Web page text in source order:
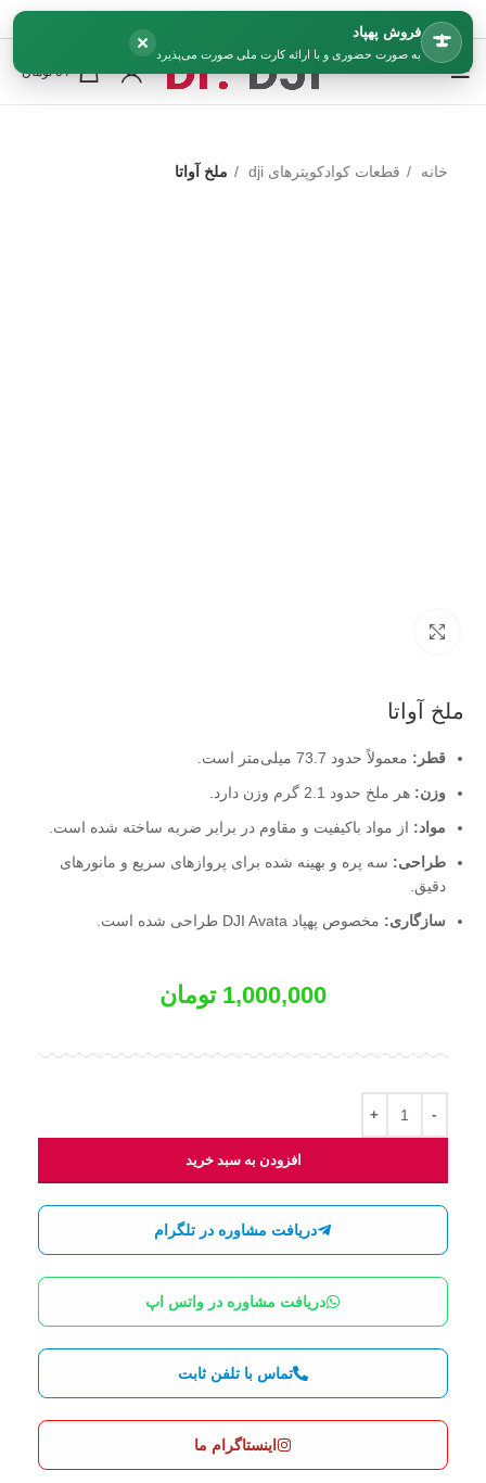
فروش پهپاد
به صورت حضوری و با ارائه کارت ملی صورت می‌پذیرد
×
/
0 تومان
خانه قطعات کوادکوپترهای dji ملخ آواتا
ملخ آواتا
قطر: معمولاً حدود 73.7 میلی‌متر است.
وزن: هر ملخ حدود 2.1 گرم وزن دارد.
مواد: از مواد باکیفیت و مقاوم در برابر ضربه ساخته شده است.
طراحی: سه پره و بهینه شده برای پروازهای سریع و مانورهای
دقیق.
سازگاری: مخصوص پهپاد DJI Avata طراحی شده است.
1,000,000 تومان
افزودن به سبد خرید
دریافت مشاوره در تلگرام
دریافت مشاوره در واتس اپ
تماس با تلفن ثابت
اینستاگرام ما